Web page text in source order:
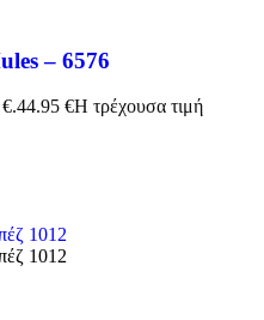
– 6576
44.95 €Η τρέχουσα τιμή